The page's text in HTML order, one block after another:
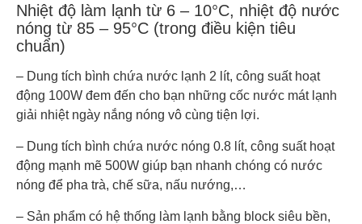
Nhiệt độ làm lạnh từ 6 – 10°C, nhiệt độ nước
nóng từ 85 – 95°C (trong điều kiện tiêu
chuẩn)
– Dung tích bình chứa nước lạnh 2 lít, công suất hoạt
động 100W đem đến cho bạn những cốc nước mát lạnh
giải nhiệt ngày nắng nóng vô cùng tiện lợi.
– Dung tích bình chứa nước nóng 0.8 lít, công suất hoạt
động mạnh mẽ 500W giúp bạn nhanh chóng có nước
nóng để pha trà, chế sữa, nấu nướng,…
– Sản phẩm có hệ thống làm lạnh bằng block siêu bền,